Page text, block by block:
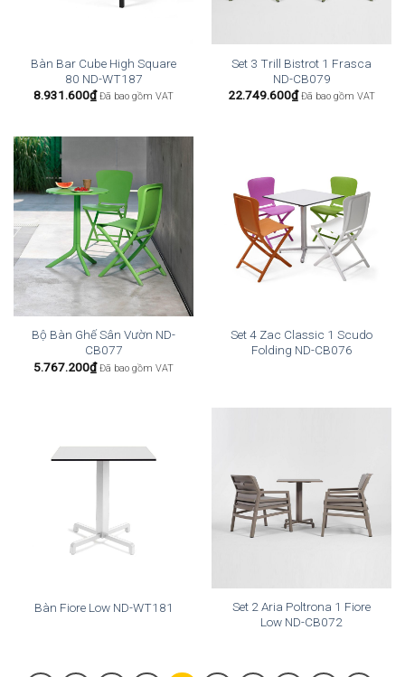
Bàn Bar Cube High Square
80 ND-WT187
8.931.600₫ Đã bao gồm VAT
Set 3 Trill Bistrot 1 Frasca
ND-CB079
22.749.600₫ Đã bao gồm VAT
Bộ Bàn Ghế Sân Vườn ND-
CB077
5.767.200₫ Đã bao gồm VAT
Set 4 Zac Classic 1 Scudo
Folding ND-CB076
Bàn Fiore Low ND-WT181
Set 2 Aria Poltrona 1 Fiore
Low ND-CB072